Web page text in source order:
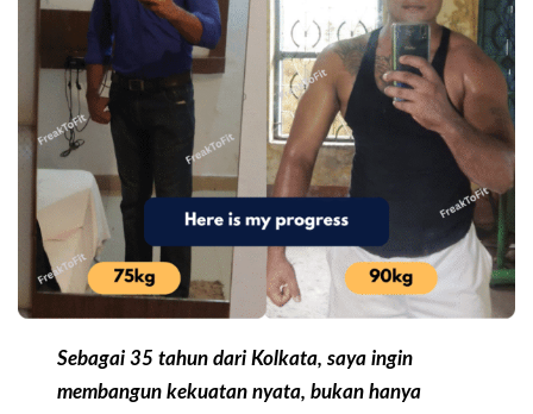
Sebagai 35 tahun dari Kolkata, saya ingin
membangun kekuatan nyata, bukan hanya